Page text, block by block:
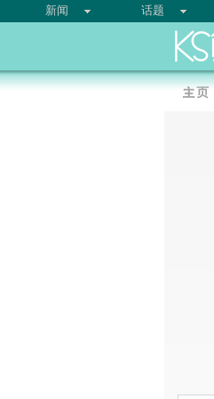
新闻 话题